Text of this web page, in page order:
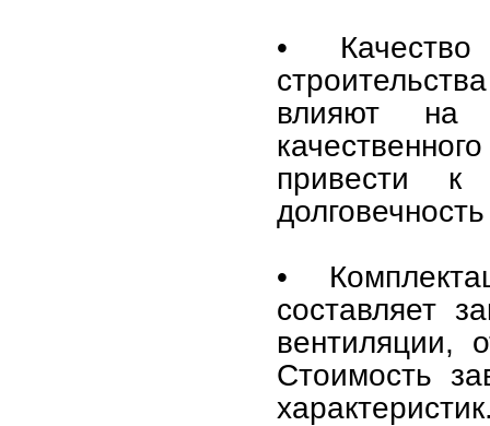
•
влияют на
привести к
•
составляет
вентиляции,
Стоимость